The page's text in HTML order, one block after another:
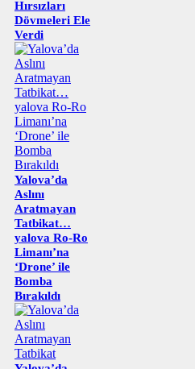
Hırsızları
Dövmeleri Ele
Verdi
Yalova’da
Aslını
Aratmayan
Tatbikat…
yalova Ro-Ro
Limanı’na
‘Drone’ ile
Bomba
Bırakıldı